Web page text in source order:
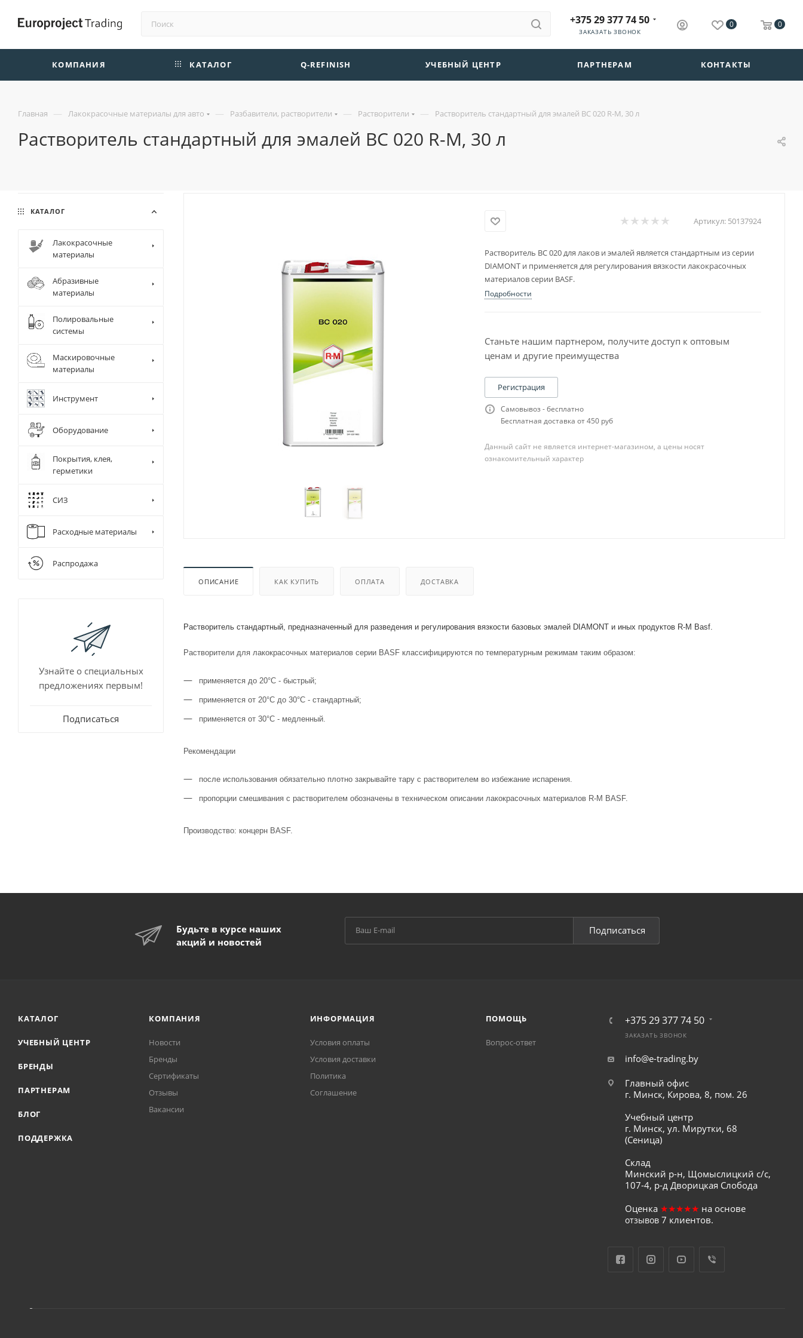
+375 29 377 74 50
ЗАКАЗАТЬ ЗВОНОК
0 0
КОМПАНИЯ КАТАЛОГ Q-REFINISH УЧЕБНЫЙ ЦЕНТР ПАРТНЕРАМ КОНТАКТЫ
Главная — Лакокрасочные материалы для авто — Разбавители, растворители — Растворители — Растворитель стандартный для эмалей BC 020 R-M, 30 л
Растворитель стандартный для эмалей BC 020 R-M, 30 л
Артикул: 50137924
Растворитель BC 020 для лаков и эмалей является стандартным из серии
DIAMONT и применяется для регулирования вязкости лакокрасочных
материалов серии BASF.
Подробности
Станьте нашим партнером, получите доступ к оптовым
ценам и другие преимущества
Регистрация
Самовывоз - бесплатно
Бесплатная доставка от 450 руб
Данный сайт не является интернет-магазином, а цены носят
ознакомительный характер
ОПИСАНИЕ КАК КУПИТЬ ОПЛАТА ДОСТАВКА
Растворитель стандартный, предназначенный для разведения и регулирования вязкости базовых эмалей DIAMONT и иных продуктов R-M Basf.
Растворители для лакокрасочных материалов серии BASF классифицируются по температурным режимам таким образом:
применяется до 20°C - быстрый;
применяется от 20°C до 30°C - стандартный;
применяется от 30°C - медленный.
Рекомендации
после использования обязательно плотно закрывайте тару с растворителем во избежание испарения.
пропорции смешивания с растворителем обозначены в техническом описании лакокрасочных материалов R-M BASF.
Производство: концерн BASF.
КАТАЛОГ
Лакокрасочные
материалы
R-M UNO
Растворители
Абразивные
материалы
Полировальные
системы
Маскировочные
материалы
Инструмент
Оборудование
Диспенсер для шпатлевки
Камера и расходники к ней
Покрытия, клея,
герметики
СИЗ
Расходные материалы
Распродажа
Узнайте о специальных
предложениях первым!
Подписаться
Будьте в курсе наших
акций и новостей
Подписаться
КАТАЛОГ
УЧЕБНЫЙ ЦЕНТР
БРЕНДЫ
ПАРТНЕРАМ
БЛОГ
ПОДДЕРЖКА
КОМПАНИЯ
Новости
Бренды
Сертификаты
Отзывы
Вакансии
ИНФОРМАЦИЯ
Условия оплаты
Условия доставки
Политика
Соглашение
ПОМОЩЬ
Вопрос-ответ
+375 29 377 74 50
ЗАКАЗАТЬ ЗВОНОК
info@e-trading.by
Главный офис
г. Минск, Кирова, 8, пом. 26
Учебный центр
г. Минск, ул. Мирутки, 68
(Сеница)
Склад
Минский р-н, Щомыслицкий с/с,
107-4, р-д Дворицкая Слобода
Оценка ★★★★★ на основе
отзывов 7 клиентов.